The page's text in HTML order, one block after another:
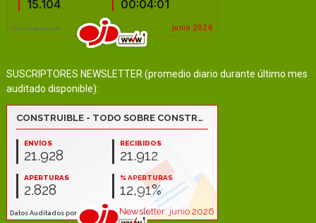
SUSCRIPTORES NEWSLETTER (promedio diario durante último mes
auditado disponible):